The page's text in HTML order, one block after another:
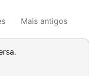
Mais antigos